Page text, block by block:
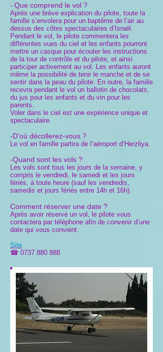
- Que comprend le vol ?
Après une brève explication du pilote, toute la
famille s’envolera pour un baptême de l’air au
dessus des côtes spectaculaires d’Israël.
Pendant le vol, le pilote commentera les
différentes vues du ciel et les enfants pourront
mettre un casque pour écouter les instructions
de la tour de contrôle et du pilote, et ainsi
participer activement au vol. Les enfants auront
même la possibilité de tenir le manche et de se
sentir dans la peau du pilote. En outre, la famille
recevra pendant le vol un ballotin de chocolats,
du jus pour les enfants et du vin pour les
parents.
Voler dans le ciel est une expérience unique et
spectaculaire.
-D’où décollerez-vous ?
Le vol en famille partira de l’aéroport d’Herzliya.
-Quand sont les vols ?
Les vols sont tous les jours de la semaine, y
compris le vendredi, le samedi et les jours
fériés, à toute heure (sauf les vendredis,
samedis et jours fériés entre 14h et 16h).
Comment réserver une date ?
Après avoir réservé un vol, le pilote vous
contactera par téléphone afin de convenir d’une
date qui vous convient.
Site
☎ 0737 880 888